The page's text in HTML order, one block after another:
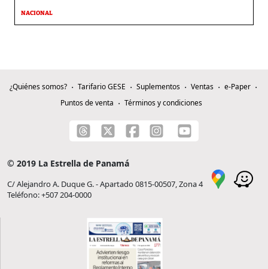
NACIONAL
¿Quiénes somos? Tarifario GESE Suplementos Ventas
e-Paper
Puntos de venta
Términos y condiciones
© 2019 La Estrella de Panamá
C/ Alejandro A. Duque G. - Apartado 0815-00507, Zona 4
Teléfono: +507 204-0000